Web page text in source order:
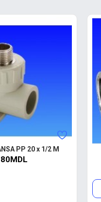
PP 20 x 1/2 M